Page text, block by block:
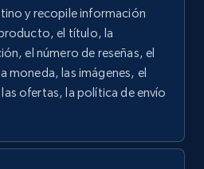
y recopile información
el título, la
el número de reseñas, el
moneda, las imágenes, el
ofertas, la política de envío